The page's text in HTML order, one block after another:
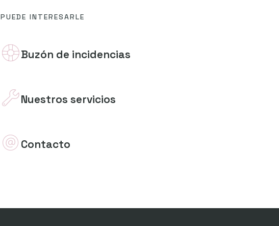
PUEDE INTERESARLE
Buzón de incidencias
Nuestros servicios
Contacto